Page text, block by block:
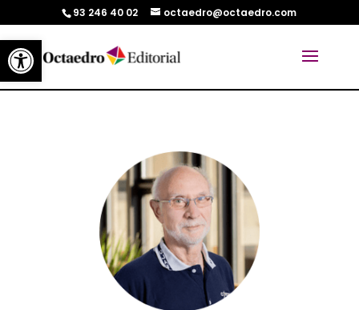
Abrir barra de herramientas
93 246 40 02 octaedro@octaedro.com